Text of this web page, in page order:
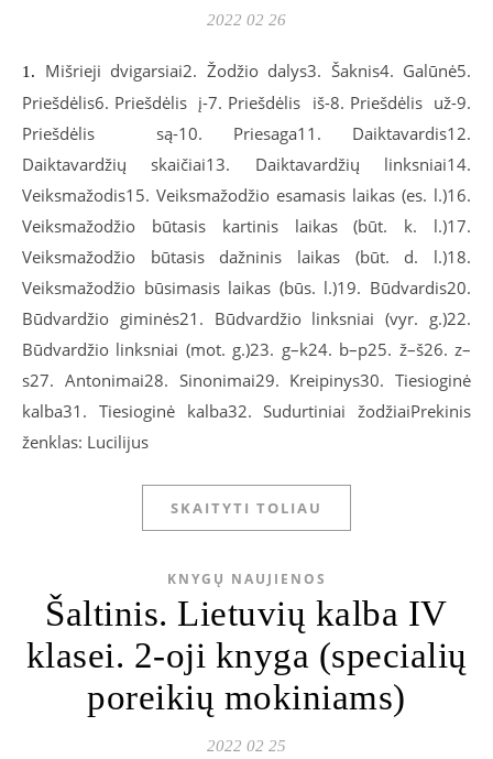
2022 02 26
1.
Mišrieji dvigarsiai2. Žodžio dalys3. Šaknis4. Galūnė5.
Priešdėlis6. Priešdėlis į-7. Priešdėlis iš-8. Priešdėlis už-9.
Priešdėlis są-10. Priesaga11. Daiktavardis12.
Daiktavardžių skaičiai13. Daiktavardžių linksniai14.
Veiksmažodis15. Veiksmažodžio esamasis laikas (es. l.)16.
Veiksmažodžio būtasis kartinis laikas (būt. k. l.)17.
Veiksmažodžio būtasis dažninis laikas (būt. d. l.)18.
Veiksmažodžio būsimasis laikas (būs. l.)19. Būdvardis20.
Būdvardžio giminės21. Būdvardžio linksniai (vyr. g.)22.
Būdvardžio linksniai (mot. g.)23. g–k24. b–p25. ž–š26. z–
s27. Antonimai28. Sinonimai29. Kreipinys30. Tiesioginė
kalba31. Tiesioginė kalba32. Sudurtiniai žodžiaiPrekinis
ženklas: Lucilijus
SKAITYTI TOLIAU
KNYGŲ NAUJIENOS
Šaltinis. Lietuvių kalba IV
klasei. 2-oji knyga (specialių
poreikių mokiniams)
2022 02 25